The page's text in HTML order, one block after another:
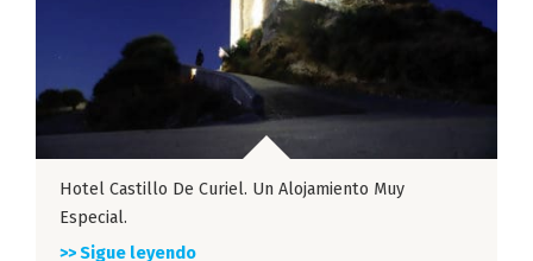
Hotel Castillo De Curiel. Un Alojamiento Muy
Especial.
>> Sigue leyendo